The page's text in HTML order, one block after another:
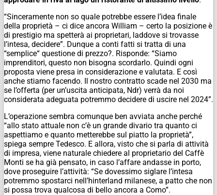
“Sinceramente non so quale potrebbe essere l’idea finale
della proprietà – ci dice ancora William – certo la posizione è
di prestigio ma spetterà ai proprietari, laddove si trovasse
l’intesa, decidere”. Dunque a conti fatti si tratta di una
“semplice“ questione di prezzo?. Risponde: “Siamo
imprenditori, questo non bisogna scordarlo. Quindi ogni
proposta viene presa in considerazione e valutata. E così
anche stiamo facendo. Il nostro contratto scade nel 2030 ma
se l’offerta (per un’uscita anticipata, Ndr) verrà da noi
considerata adeguata potremmo decidere di uscire nel 2024”.
L’operazione sembra comunque ben avviata anche perché
“allo stato attuale non c’è un grande divario tra quanto ci
aspettiamo e quanto metterebbe sul piatto la proprietà”,
spiega sempre Tedesco. E allora, visto che si parla di attività
di impresa, viene naturale chiedere al proprietario del Caffè
Monti se ha già pensato, in caso l’affare andasse in porto,
dove proseguire l’attività: “Se dovessimo siglare l’intesa
potremmo spostarci nell’hinterland milanese, a patto che non
si possa trova qualcosa di bello ancora a Como”.